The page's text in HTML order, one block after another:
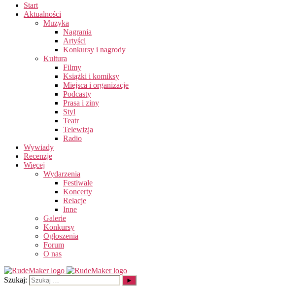
Start
Aktualności
Muzyka
Nagrania
Artyści
Konkursy i nagrody
Kultura
Filmy
Książki i komiksy
Miejsca i organizacje
Podcasty
Prasa i ziny
Styl
Teatr
Telewizja
Radio
Wywiady
Recenzje
Więcej
Wydarzenia
Festiwale
Koncerty
Relacje
Inne
Galerie
Konkursy
Ogłoszenia
Forum
O nas
Szukaj: